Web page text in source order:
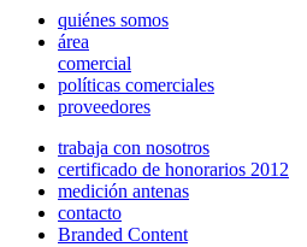
quiénes somos
área
comercial
políticas comerciales
proveedores
trabaja con nosotros
certificado de honorarios 2012
medición antenas
contacto
Branded Content